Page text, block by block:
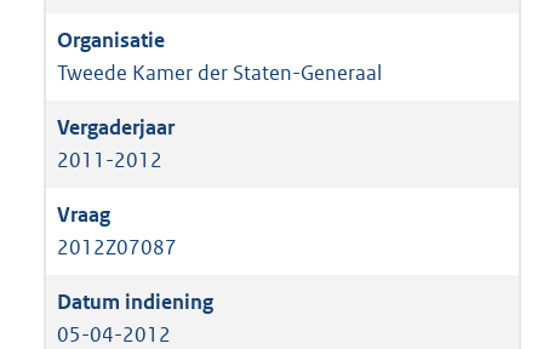
Tweede Kamer der Staten-Generaal
2011-2012
2012Z07087
05-04-2012